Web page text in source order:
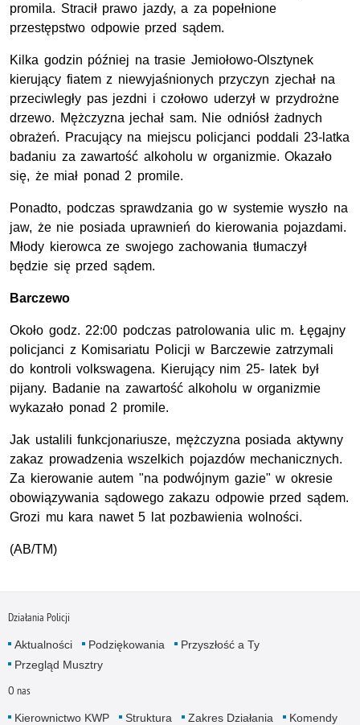
promila. Stracił prawo jazdy, a za popełnione
przestępstwo odpowie przed sądem.
Kilka godzin później na trasie Jemiołowo-Olsztynek
kierujący fiatem z niewyjaśnionych przyczyn zjechał na
przeciwległy pas jezdni i czołowo uderzył w przydrożne
drzewo. Mężczyzna jechał sam. Nie odniósł żadnych
obrażeń. Pracujący na miejscu policjanci poddali 23-latka
badaniu za zawartość alkoholu w organizmie. Okazało
się, że miał ponad 2 promile.
Ponadto, podczas sprawdzania go w systemie wyszło na
jaw, że nie posiada uprawnień do kierowania pojazdami.
Młody kierowca ze swojego zachowania tłumaczył
będzie się przed sądem.
Barczewo
Około godz. 22:00 podczas patrolowania ulic m. Łęgajny
policjanci z Komisariatu Policji w Barczewie zatrzymali
do kontroli volkswagena. Kierujący nim 25- latek był
pijany. Badanie na zawartość alkoholu w organizmie
wykazało ponad 2 promile.
Jak ustalili funkcjonariusze, mężczyzna posiada aktywny
zakaz prowadzenia wszelkich pojazdów mechanicznych.
Za kierowanie autem "na podwójnym gazie" w okresie
obowiązywania sądowego zakazu odpowie przed sądem.
Grozi mu kara nawet 5 lat pozbawienia wolności.
(AB/TM)
Działania Policji
Aktualności Podziękowania
Przyszłość a Ty
Przegląd Musztry
O nas
Kierownictwo KWP Struktura Zakres Działania
Komendy